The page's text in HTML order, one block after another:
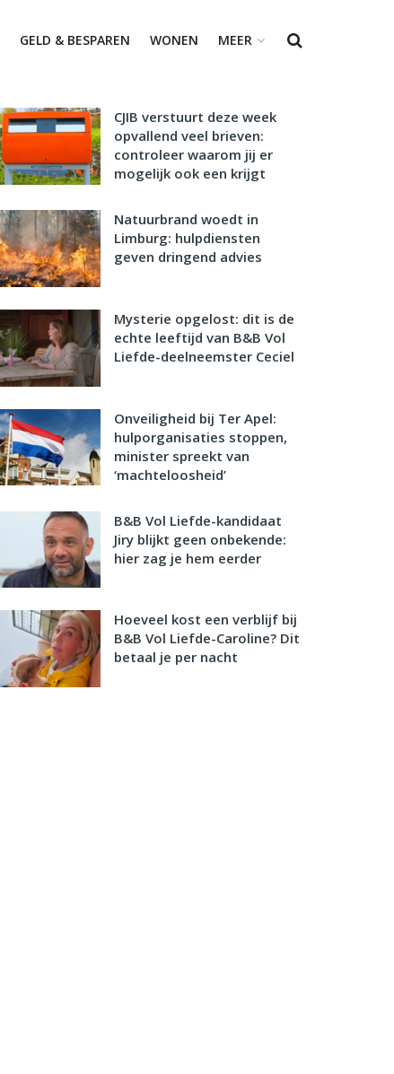
GELD & BESPAREN WONEN MEER
CJIB verstuurt deze week
opvallend veel brieven:
controleer waarom jij er
mogelijk ook een krijgt
Natuurbrand woedt in
Limburg: hulpdiensten
geven dringend advies
Mysterie opgelost: dit is de
echte leeftijd van B&B Vol
Liefde-deelneemster Ceciel
Onveiligheid bij Ter Apel:
hulporganisaties stoppen,
minister spreekt van
‘machteloosheid’
B&B Vol Liefde-kandidaat
Jiry blijkt geen onbekende:
hier zag je hem eerder
Hoeveel kost een verblijf bij
B&B Vol Liefde-Caroline? Dit
betaal je per nacht